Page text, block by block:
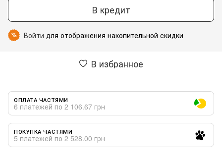
В кредит
% Войти для отображения накопительной скидки
В избранное
ОПЛАТА ЧАСТЯМИ
6 платежей по 2 106.67 грн
ПОКУПКА ЧАСТЯМИ
5 платежей по 2 528.00 грн